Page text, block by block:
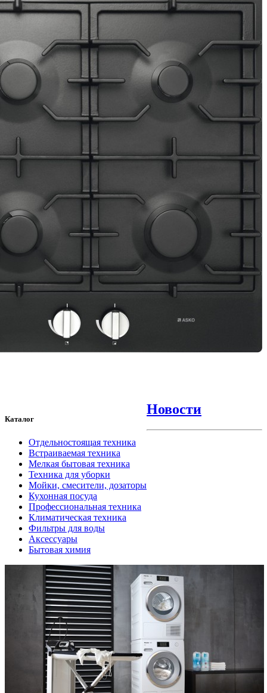
Каталог
Отдельностоящая техника
Встраиваемая техника
Мелкая бытовая техника
Техника для уборки
Мойки, смесители, дозаторы
Кухонная посуда
Профессиональная техника
Климатическая техника
Фильтры для воды
Аксессуары
Бытовая химия
Новости